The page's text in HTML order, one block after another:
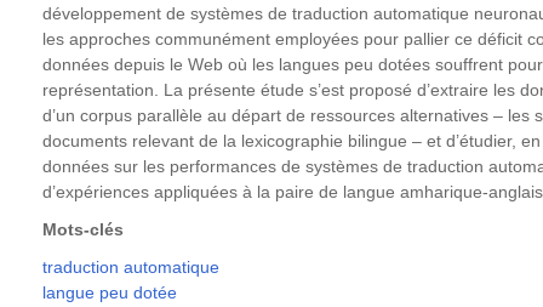
développement de systèmes de traduction automatique
les approches communément employées pour pallier ce déficit
données depuis le Web où les langues peu dotées souffrent
représentation. La présente étude s’est proposé d’extraire les
d’un corpus parallèle au départ de ressources alternatives – les
documents relevant de la lexicographie bilingue – et d’étudier,
données sur les performances de systèmes de traduction
d’expériences appliquées à la paire de langue amharique-
Mots-clés
traduction automatique
langue peu dotée